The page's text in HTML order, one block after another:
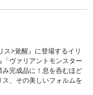
ス>覚醒』に登場するイリ
ヴァリアントモンスター
完成品に！息を呑むほど
、その美しいフォルムを